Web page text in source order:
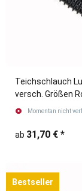
Teichschlauch
versch. Größen
Momentan nicht
ab 31,70 € *
Bestseller